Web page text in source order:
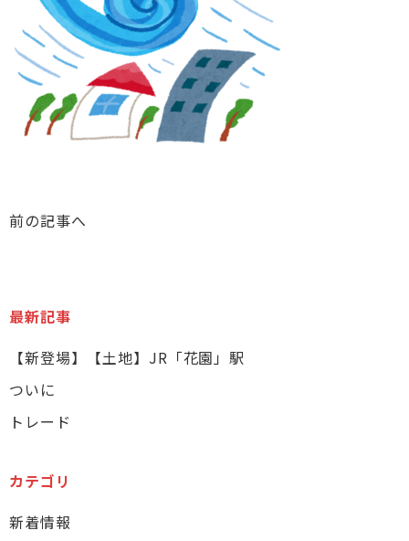
前の記事へ
最新記事
【新登場】【土地】JR「花園」駅
ついに
トレード
カテゴリ
新着情報